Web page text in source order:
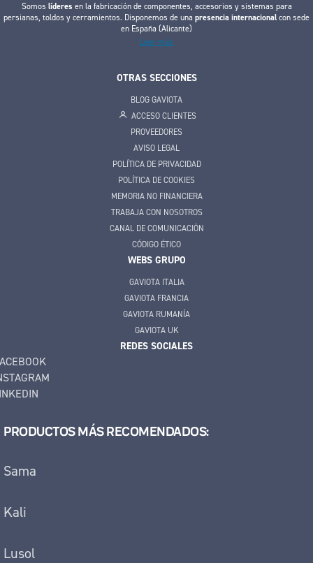
Somos líderes en la fabricación de componentes, accesorios y sistemas para
persianas, toldos y cerramientos. Disponemos de una presencia internacionalcon sede
en España (Alicante)
Leer más
OTRAS SECCIONES
BLOG GAVIOTA
ACCESO CLIENTES
PROVEEDORES
AVISO LEGAL
POLÍTICA DE PRIVACIDAD
POLÍTICA DE COOKIES
MEMORIA NO FINANCIERA
TRABAJA CON NOSOTROS
CANAL DE COMUNICACIÓN
CÓDIGO ÉTICO
WEBS GRUPO
GAVIOTA ITALIA
GAVIOTA FRANCIA
GAVIOTA RUMANÍA
GAVIOTA UK
REDES SOCIALES
PRODUCTOS MÁS RECOMENDADOS:
Sama
Kali
Lusol